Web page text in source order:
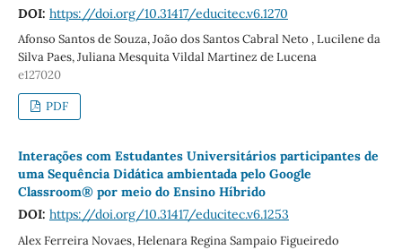
DOI: https://doi.org/10.31417/educitec.v6.1270
Afonso Santos de Souza, João dos Santos Cabral Neto , Lucilene da
Silva Paes, Juliana Mesquita Vildal Martinez de Lucena
e127020
PDF
Interações com Estudantes Universitários participantes de
uma Sequência Didática ambientada pelo Google
Classroom® por meio do Ensino Híbrido
DOI: https://doi.org/10.31417/educitec.v6.1253
Alex Ferreira Novaes, Helenara Regina Sampaio Figueiredo